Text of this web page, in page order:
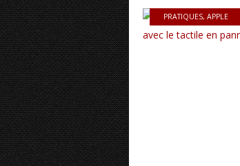
PRATIQUES, APPLE